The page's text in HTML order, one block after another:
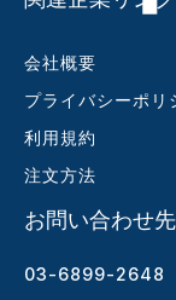
会社概要
プライバシーポリ
利用規約
注文方法
お問い合わせ先
03-6899-2648